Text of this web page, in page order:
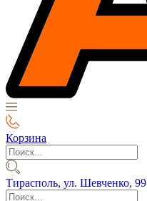
Корзина
Тирасполь, ул. Шевченко, 99